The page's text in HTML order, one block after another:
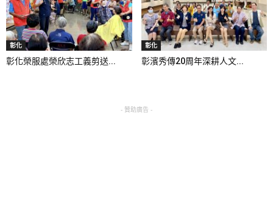
彰化
彰化榮服處榮欣志工義剪送...
彰化
彰濱秀傳20周年深耕人文...
- 贊助廣告 -